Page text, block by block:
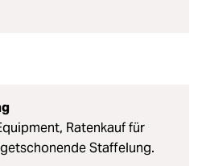
Ratenkauf für
Staffelung.